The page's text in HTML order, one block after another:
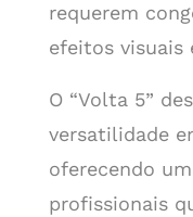
requerem
efeitos visuais
O “Volta 5”
versatilidade
oferecendo
profissionais